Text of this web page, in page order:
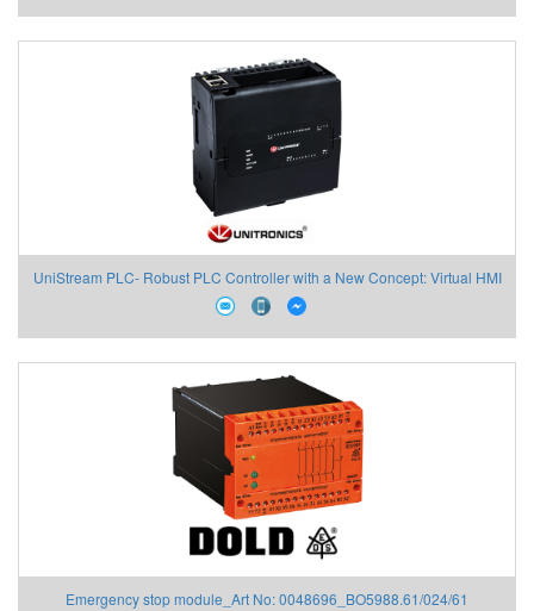
UniStream PLC- Robust PLC Controller with a New Concept: Virtual HMI
Unitronics
Emergency stop module_Art No: 0048696_BO5988.61/024/61